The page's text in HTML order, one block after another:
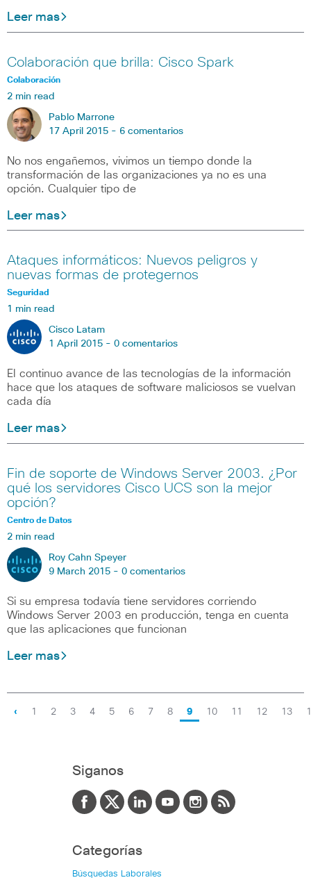
Leer mas
Colaboración que brilla: Cisco Spark
Colaboración
2 min read
Pablo Marrone
17 April 2015 - 6 comentarios
No nos engañemos, vivimos un tiempo donde la
transformación de las organizaciones ya no es una
opción. Cualquier tipo de
Leer mas
Ataques informáticos: Nuevos peligros y
nuevas formas de protegernos
Seguridad
1 min read
Cisco Latam
1 April 2015 - 0 comentarios
El continuo avance de las tecnologías de la información
hace que los ataques de software maliciosos se vuelvan
cada día
Leer mas
Fin de soporte de Windows Server 2003. ¿Por
qué los servidores Cisco UCS son la mejor
opción?
Centro de Datos
2 min read
Roy Cahn Speyer
9 March 2015 - 0 comentarios
Si su empresa todavía tiene servidores corriendo
Windows Server 2003 en producción, tenga en cuenta
que las aplicaciones que funcionan
Leer mas
‹ 1 2 3 4 5 6 7 8 9 10 11 12 13
Siganos
Categorías
Búsquedas Laborales